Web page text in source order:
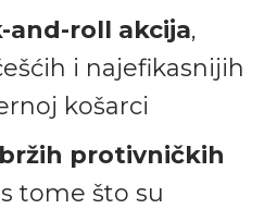
and-roll akcija,
i najefikasnijih
košarci
protivničkih
tome što su